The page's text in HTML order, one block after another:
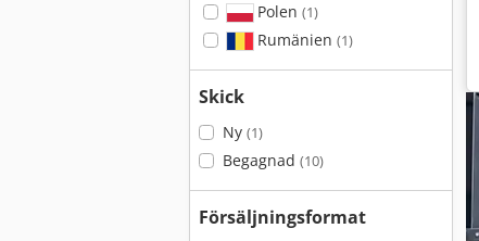
Polen (1)
Rumänien (1)
Skick
Ny (1)
Begagnad (10)
Försäljningsformat